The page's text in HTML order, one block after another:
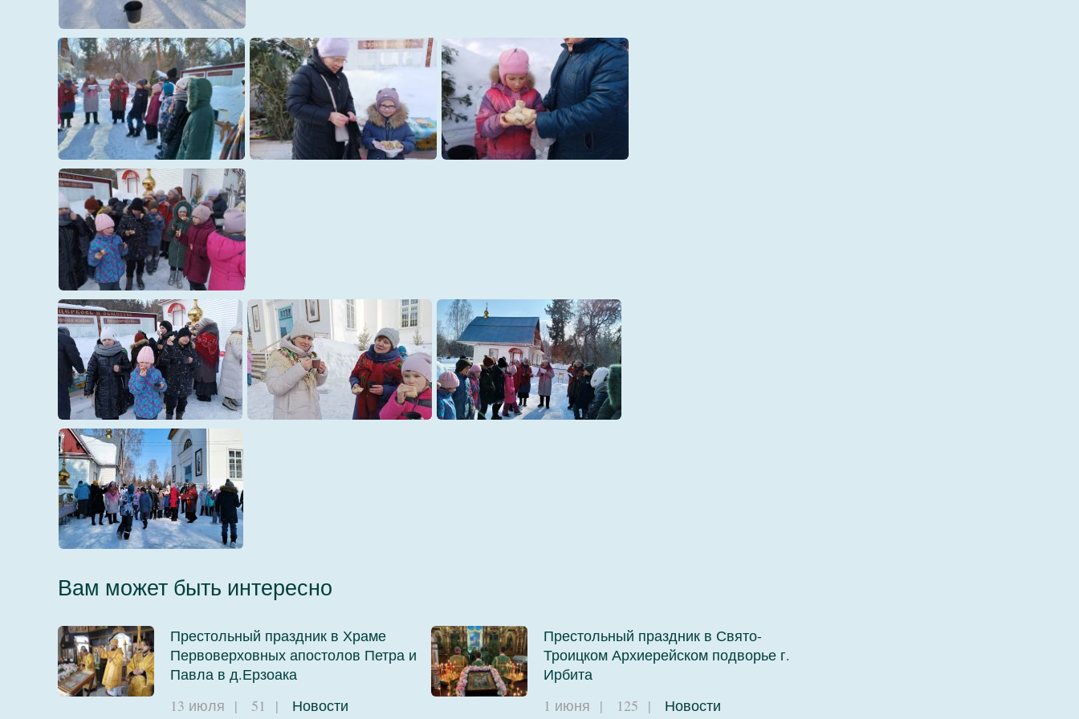
28
3
32
36
8
Вам может быть интересно
Престольный праздник в Храме
Первоверховных апостолов Петра и
Павла в д.Ерзоака
13 июля | 51 | Новости
Престольный праздник в Свято-
Троицком Архиерейском подворье г.
Ирбита
1 июня | 125 | Новости